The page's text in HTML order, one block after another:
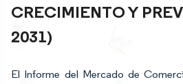
CRECIMIENTO Y
2031)
El Informe del Mercado de